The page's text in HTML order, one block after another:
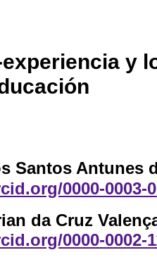
y
Santos Antunes
0000-0003-
da Cruz
0000-0002-